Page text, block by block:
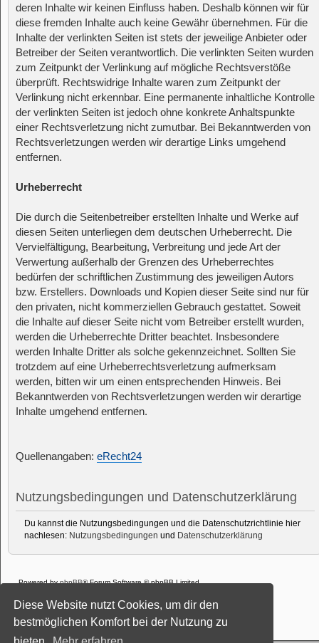
Diese Website nutzt Cookies, um dir den
bestmöglichen Komfort bei der Nutzung zu
deren Inhalte wir keinen Einfluss haben. Deshalb können wir für
diese fremden Inhalte auch keine Gewähr übernehmen. Für die
Inhalte der verlinkten Seiten ist stets der jeweilige Anbieter oder
Betreiber der Seiten verantwortlich. Die verlinkten Seiten wurden
zum Zeitpunkt der Verlinkung auf mögliche Rechtsverstöße
überprüft. Rechtswidrige Inhalte waren zum Zeitpunkt der
Verlinkung nicht erkennbar. Eine permanente inhaltliche Kontrolle
der verlinkten Seiten ist jedoch ohne konkrete Anhaltspunkte
einer Rechtsverletzung nicht zumutbar. Bei Bekanntwerden von
Rechtsverletzungen werden wir derartige Links umgehend
entfernen.
Urheberrecht
Die durch die Seitenbetreiber erstellten Inhalte und Werke auf
diesen Seiten unterliegen dem deutschen Urheberrecht. Die
Vervielfältigung, Bearbeitung, Verbreitung und jede Art der
Verwertung außerhalb der Grenzen des Urheberrechtes
bedürfen der schriftlichen Zustimmung des jeweiligen Autors
bzw. Erstellers. Downloads und Kopien dieser Seite sind nur für
den privaten, nicht kommerziellen Gebrauch gestattet. Soweit
die Inhalte auf dieser Seite nicht vom Betreiber erstellt wurden,
werden die Urheberrechte Dritter beachtet. Insbesondere
werden Inhalte Dritter als solche gekennzeichnet. Sollten Sie
trotzdem auf eine Urheberrechtsverletzung aufmerksam
werden, bitten wir um einen entsprechenden Hinweis. Bei
Bekanntwerden von Rechtsverletzungen werden wir derartige
Inhalte umgehend entfernen.
Quellenangaben: eRecht24
Nutzungsbedingungen und Datenschutzerklärung
Du kannst die Nutzungsbedingungen und die Datenschutzrichtlinie hier
nachlesen: Nutzungsbedingungen und Datenschutzerklärung
Powered byphpBB® Forum Software © phpBB Limited
Style: Black-Silver-Split by Joyce&LunaphpBB-Style-Design